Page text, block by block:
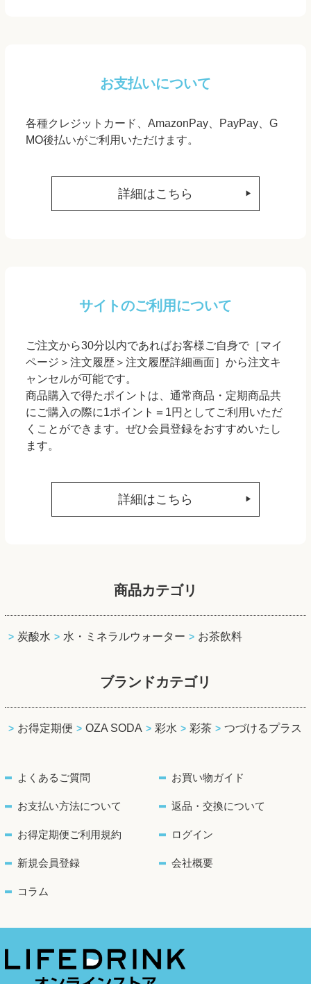
お支払いについて
各種クレジットカード、AmazonPay、PayPay、G
MO後払いがご利用いただけます。
詳細はこちら
サイトのご利用について
ご注文から30分以内であればお客様ご自身で［マイ
ページ＞注文履歴＞注文履歴詳細画面］から注文キ
ャンセルが可能です。
商品購入で得たポイントは、通常商品・定期商品共
にご購入の際に1ポイント＝1円としてご利用いただ
くことができます。ぜひ会員登録をおすすめいたし
ます。
詳細はこちら
商品カテゴリ
炭酸水 水・ミネラルウォーター お茶飲料
ブランドカテゴリ
お得定期便 OZA SODA 彩水 彩茶 つづけるプラス
よくあるご質問 お買い物ガイド
お支払い方法について 返品・交換について
お得定期便ご利用規約 ログイン
新規会員登録 会社概要
コラム